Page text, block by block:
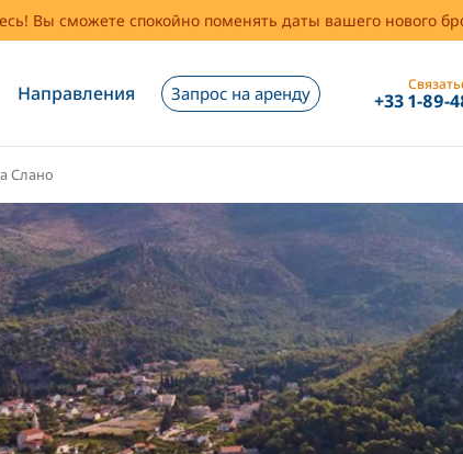
Вы сможете спокойно поменять даты вашего нового
Направления Запрос на аренду +33 1-89-
Слано